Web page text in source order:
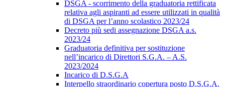
DSGA - scorrimento della graduatoria rettificata
relativa agli aspiranti ad essere utilizzati in qualità
di DSGA per l’anno scolastico 2023/24
Decreto più sedi assegnazione DSGA a.s.
2023/24
Graduatoria definitiva per sostituzione
nell’incarico di Direttori S.G.A. – A.S.
2023/2024
Incarico di D.S.G.A
Interpello straordinario copertura posto D.S.G.A.